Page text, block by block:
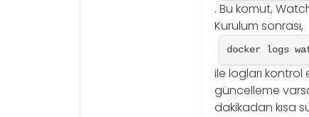
. Bu komut,
Kurulum sonrası,
docker logs
ile logları
güncelleme
dakikadan kısa